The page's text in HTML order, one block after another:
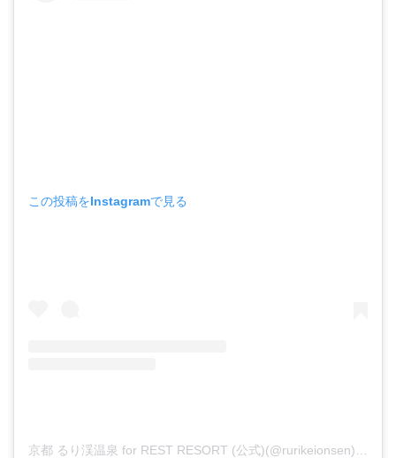
この投稿をInstagramで見る